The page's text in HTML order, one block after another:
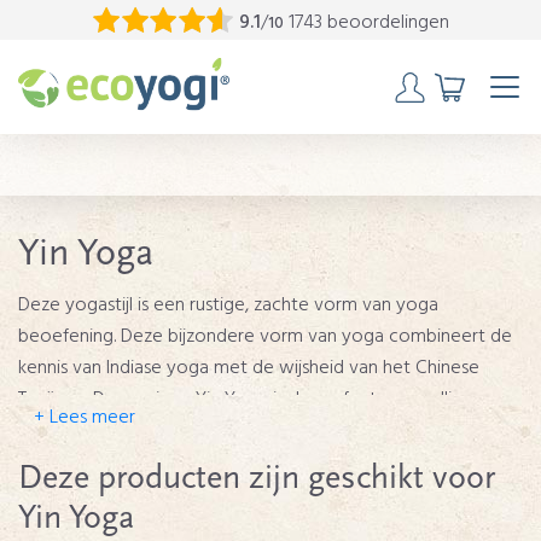
9.1/10 1743 beoordelingen
Yin Yoga
Deze yogastijl is een rustige, zachte vorm van yoga
beoefening. Deze bijzondere vorm van yoga combineert de
kennis van Indiase yoga met de wijsheid van het Chinese
Taoïsme. De passieve Yin Yoga is de perfecte aanvulling op
actieve yogastijlen zoals Ashtanga of Vinyasa Yoga en tevens
een goede fysieke en mentale voorbereiding op meditatie.
Terwijl dynamische Yang Yoga (Ashtanga, Vinyasa Yoga) ons
stabiliteit geeft, onze spieren versterkt en een stimulerend
Deze producten zijn geschikt voor
Yin Yoga